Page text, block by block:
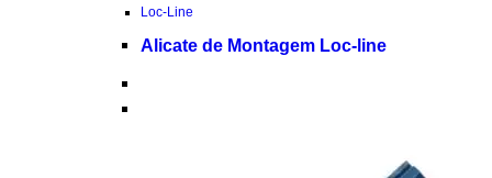
Loc-Line
Alicate de Montagem Loc-line